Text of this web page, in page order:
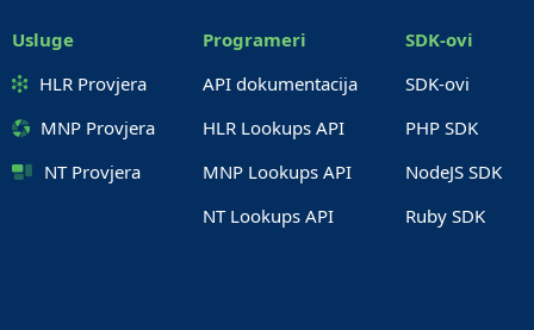
Usluge
HLR Provjera
MNP Provjera
NT Provjera
Programeri
API dokumentacija
HLR Lookups API
MNP Lookups API
NT Lookups API
SDK-ovi
SDK-ovi
PHP SDK
NodeJS SDK
Ruby SDK